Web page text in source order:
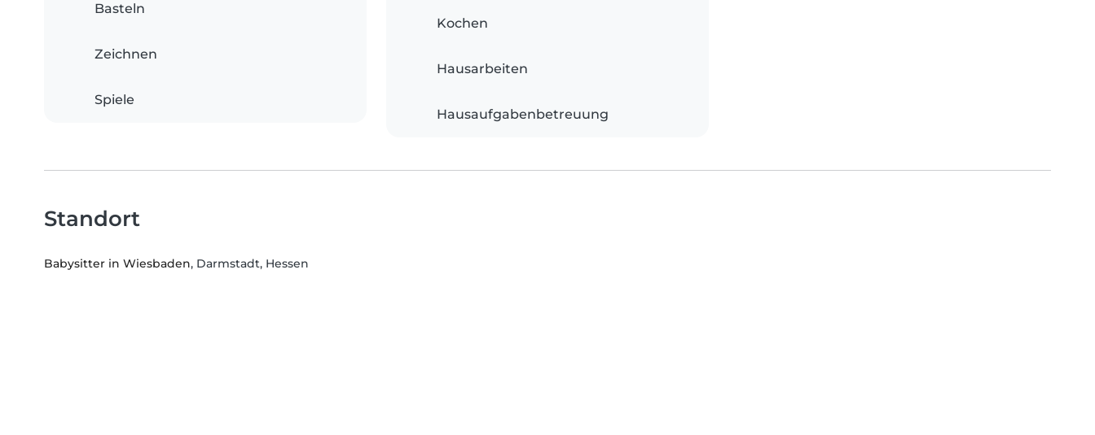
Basteln
Zeichnen
Spiele
Kochen
Hausarbeiten
Hausaufgabenbetreuung
Standort
Babysitter in Wiesbaden, Darmstadt, Hessen